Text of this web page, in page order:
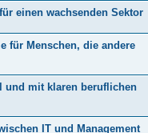
einen wachsenden Sektor
für Menschen, die andere
und mit klaren beruflichen
IT und Management